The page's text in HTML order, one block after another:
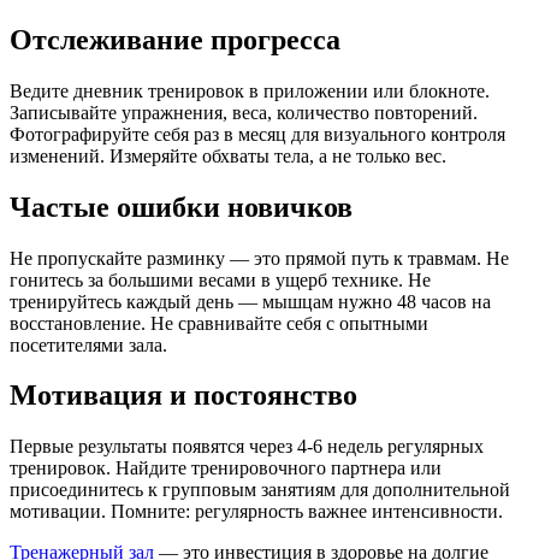
Отслеживание прогресса
Ведите дневник тренировок в приложении или блокноте.
Записывайте упражнения, веса, количество повторений.
Фотографируйте себя раз в месяц для визуального контроля
изменений. Измеряйте обхваты тела, а не только вес.
Частые ошибки новичков
Не пропускайте разминку — это прямой путь к травмам. Не
гонитесь за большими весами в ущерб технике. Не
тренируйтесь каждый день — мышцам нужно 48 часов на
восстановление. Не сравнивайте себя с опытными
посетителями зала.
Мотивация и постоянство
Первые результаты появятся через 4-6 недель регулярных
тренировок. Найдите тренировочного партнера или
присоединитесь к групповым занятиям для дополнительной
мотивации. Помните: регулярность важнее интенсивности.
Тренажерный зал — это инвестиция в здоровье на долгие